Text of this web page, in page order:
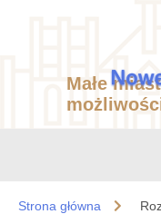
Małe
Strona główna